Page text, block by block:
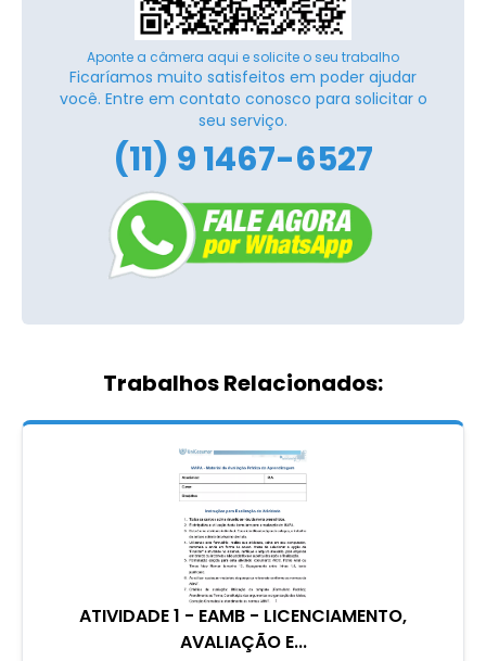
Aponte a câmera aqui e solicite o seu trabalho
Ficaríamos muito satisfeitos em poder ajudar
você. Entre em contato conosco para solicitar o
seu serviço.
(11) 9 1467-6527
Trabalhos Relacionados:
ATIVIDADE 1 - EAMB - LICENCIAMENTO,
AVALIAÇÃO E...